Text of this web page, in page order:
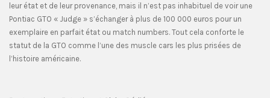
leur état et de leur provenance, mais il n’est pas inhabituel de voir une
Pontiac GTO « Judge » s’échanger à plus de 100 000 euros pour un
exemplaire en parfait état ou match numbers. Tout cela conforte le
statut de la GTO comme l’une des muscle cars les plus prisées de
l’histoire américaine.